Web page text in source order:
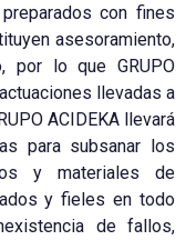
con fines
asesoramiento,
por lo que GRUPO
llevadas a
ACIDEKA llevará
para subsanar los
y materiales de
y fieles en todo
de fallos,